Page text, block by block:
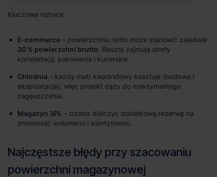
E‑commerce – powierzchnia netto może stanowić zaledwie
30 % powierzchni brutto. Resztę zajmują strefy
kompletacji, pakowania i kurierskie.
Chłodnia – każdy metr kwadratowy kosztuje (budowa i
eksploatacja), więc projekt dąży do maksymalnego
zagęszczenia.
Magazyn 3PL – trzeba doliczyć dodatkową rezerwę na
zmienność wolumenu i asortymentu.